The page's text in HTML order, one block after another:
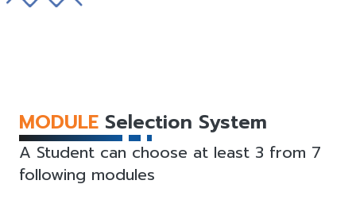
MODULE Selection System
A Student can choose at least 3 from 7
following modules